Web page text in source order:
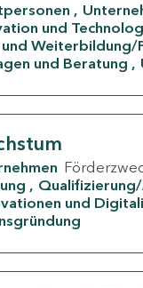
und
Weiterbildung/
und Beratung
und